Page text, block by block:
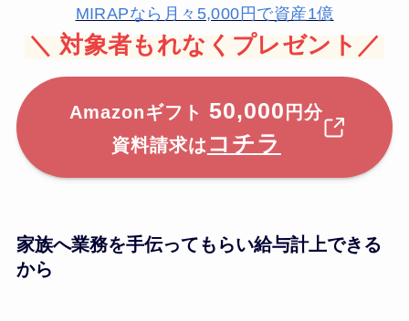
MIRAPなら月々5,000円で資産1億
＼ 対象者もれなくプレゼント／
Amazonギフト 50,000 円分
資料請求は コチラ
家族へ業務を手伝ってもらい給与計上できる
から